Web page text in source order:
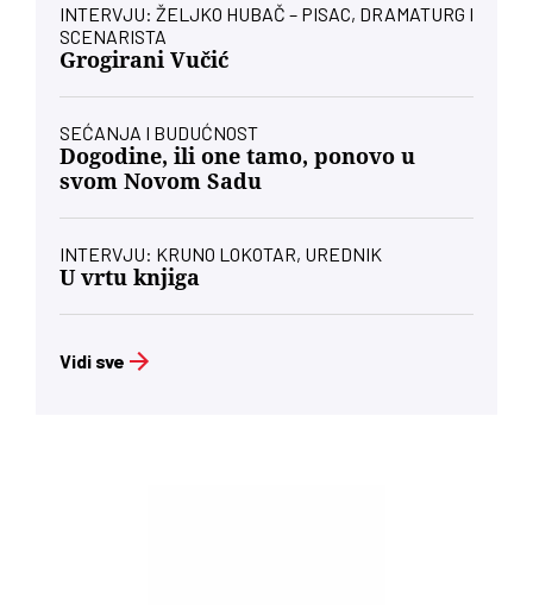
INTERVJU: ŽELJKO HUBAČ – PISAC, DRAMATURG I
SCENARISTA
Grogirani Vučić
SEĆANJA I BUDUĆNOST
Dogodine, ili one tamo, ponovo u
svom Novom Sadu
INTERVJU: KRUNO LOKOTAR, UREDNIK
U vrtu knjiga
Vidi sve